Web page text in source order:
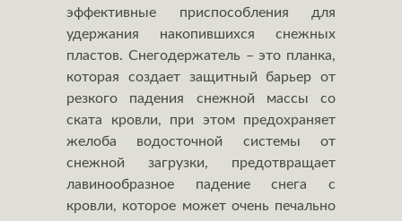
эффективные приспособления для
удержания накопившихся снежных
пластов. Снегодержатель – это планка,
которая создает защитный барьер от
резкого падения снежной массы со
ската кровли, при этом предохраняет
желоба водосточной системы от
снежной загрузки, предотвращает
лавинообразное падение снега с
кровли, которое может очень печально